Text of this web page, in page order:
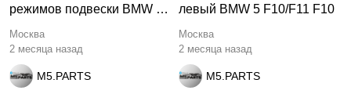
режимов подвески BMW 5
F10/F11
Москва
2 месяца назад
M5.PARTS
левый BMW 5 F10/F11 F10
Москва
2 месяца назад
M5.PARTS